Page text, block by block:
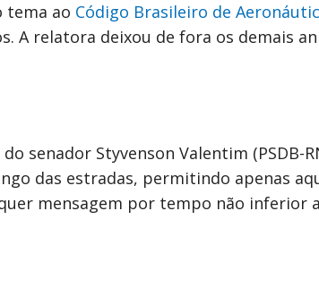
tema ao Código Brasileiro de
A relatora deixou de fora os demais
do senador Styvenson Valentim (PSDB-
das estradas, permitindo apenas
mensagem por tempo não inferior